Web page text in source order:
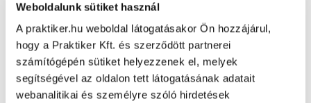
Weboldalunk sütiket használ
A praktiker.hu weboldal látogatásakor Ön hozzájárul,
hogy a Praktiker Kft. és szerződött partnerei
számítógépén sütiket helyezzenek el, melyek
segítségével az oldalon tett látogatásának adatait
webanalitikai és személyre szóló hirdetések
Oldal újratöltése